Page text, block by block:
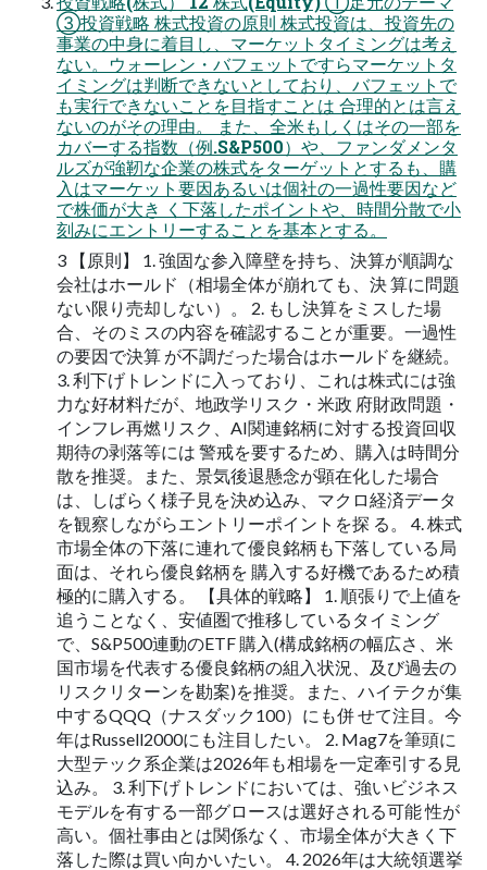
③投資戦略 株式投資の原則 株式投資は、投資先の
事業の中身に着目し、マーケットタイミングは考え
ない。ウォーレン・バフェットですらマーケットタ
イミングは判断できないとしており、バフェットで
も実行できないことを目指すことは 合理的とは言え
ないのがその理由。 また、全米もしくはその一部を
カバーする指数（例.S&P500）や、ファンダメンタ
ルズが強靭な企業の株式をターゲットとするも、購
入はマーケット要因あるいは個社の一過性要因など
で株価が大き く下落したポイントや、時間分散で小
刻みにエントリーすることを基本とする。
3 【原則】 1. 強固な参入障壁を持ち、決算が順調な
会社はホールド（相場全体が崩れても、決 算に問題
ない限り売却しない）。 2. もし決算をミスした場
合、そのミスの内容を確認することが重要。一過性
の要因で決算 が不調だった場合はホールドを継続。
3. 利下げトレンドに入っており、これは株式には強
力な好材料だが、地政学リスク・米政 府財政問題・
インフレ再燃リスク、AI関連銘柄に対する投資回収
期待の剥落等には 警戒を要するため、購入は時間分
散を推奨。また、景気後退懸念が顕在化した場合
は、しばらく様子見を決め込み、マクロ経済データ
を観察しながらエントリーポイントを探 る。 4. 株式
市場全体の下落に連れて優良銘柄も下落している局
面は、それら優良銘柄を 購入する好機であるため積
極的に購入する。 【具体的戦略】 1. 順張りで上値を
追うことなく、安値圏で推移しているタイミング
で、S&P500連動のETF 購入(構成銘柄の幅広さ、米
国市場を代表する優良銘柄の組入状況、及び過去の
リスクリターンを勘案)を推奨。また、ハイテクが集
中するQQQ（ナスダック100）にも併 せて注目。今
年はRussell2000にも注目したい。 2. Mag7を筆頭に
大型テック系企業は2026年も相場を一定牽引する見
込み。 3. 利下げトレンドにおいては、強いビジネス
モデルを有する一部グロースは選好される可能 性が
高い。個社事由とは関係なく、市場全体が大きく下
落した際は買い向かいたい。 4. 2026年は大統領選挙